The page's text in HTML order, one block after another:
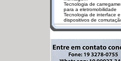
Tecnologia de
para a eletromobilidade
Tecnologia de interface e
dispositivos de